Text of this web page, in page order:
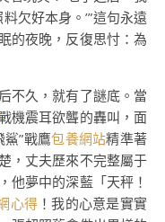
料欠好本身。’”這句永遠
的夜晚，反復思忖：為
不久，就有了謎底。當
機震耳欲聾的轟叫，面
”戰鷹包養網站精準著
，丈夫歷來不完整屬于
他夢中的深藍「天秤！
心得 ！我的心意是實實